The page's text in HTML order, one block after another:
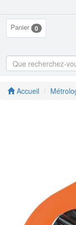
Panier 0
Accueil